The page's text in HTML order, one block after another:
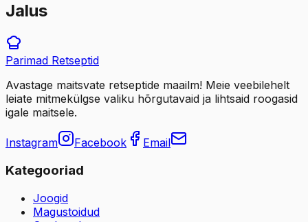
Jalus
Parimad Retseptid
Avastage maitsvate retseptide maailm! Meie veebilehelt
leiate mitmekülgse valiku hõrgutavaid ja lihtsaid roogasid
igale maitsele.
Instagram Facebook Email
Kategooriad
Joogid
Magustoidud